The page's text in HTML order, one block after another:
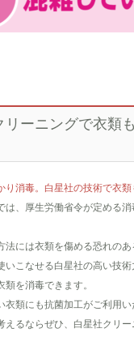
リーニングで衣類
り消毒。白星社の技術で衣類
は、厚生労働省令が定める
法には衣類を傷める恐れのあ
いこなせる白星社の高い技
を消毒できます。
衣類にも抗菌加工がご利用
えるならぜひ、白星社クリ